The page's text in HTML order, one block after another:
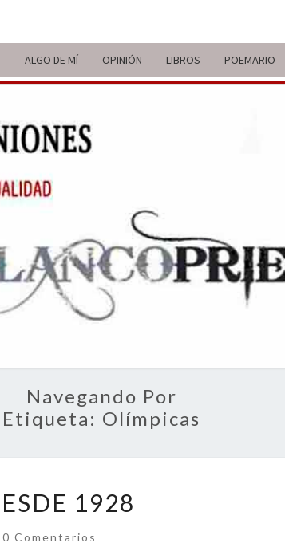
ALGO DE MÍ OPINIÓN LIBROS POEMARIO
DE
BREVE
RECORRIDO
VITAL Y
COMENTARIOS
ACTUALIDAD
Navegando Por
Etiqueta: Olímpicas
1928
Comentarios
0 Comentarios